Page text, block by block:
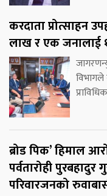
करदाता प्रोत्साहन
लाख र एक जनालाई
विभागले
ब्रोड पिक’ हिमाल
पर्वतारोही
परिवारजनको